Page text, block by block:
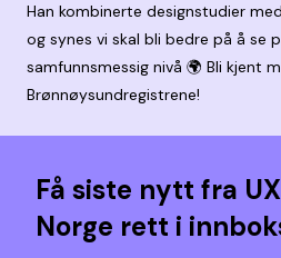
Han kombinerte designstudier
og synes vi skal bli bedre på å se
samfunnsmessig nivå 🌍 Bli kjent
Brønnøysundregistrene!
Få siste nytt fra
Norge rett i